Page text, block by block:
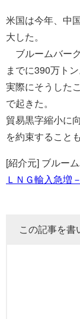
米国は今年、中
大した。
ブルームバー
までに390万トン
実際にそうした
で起きた。
貿易黒字縮小に
を約束すること
[紹介元] ブルー
ＬＮＧ輸入急増
この記事を書